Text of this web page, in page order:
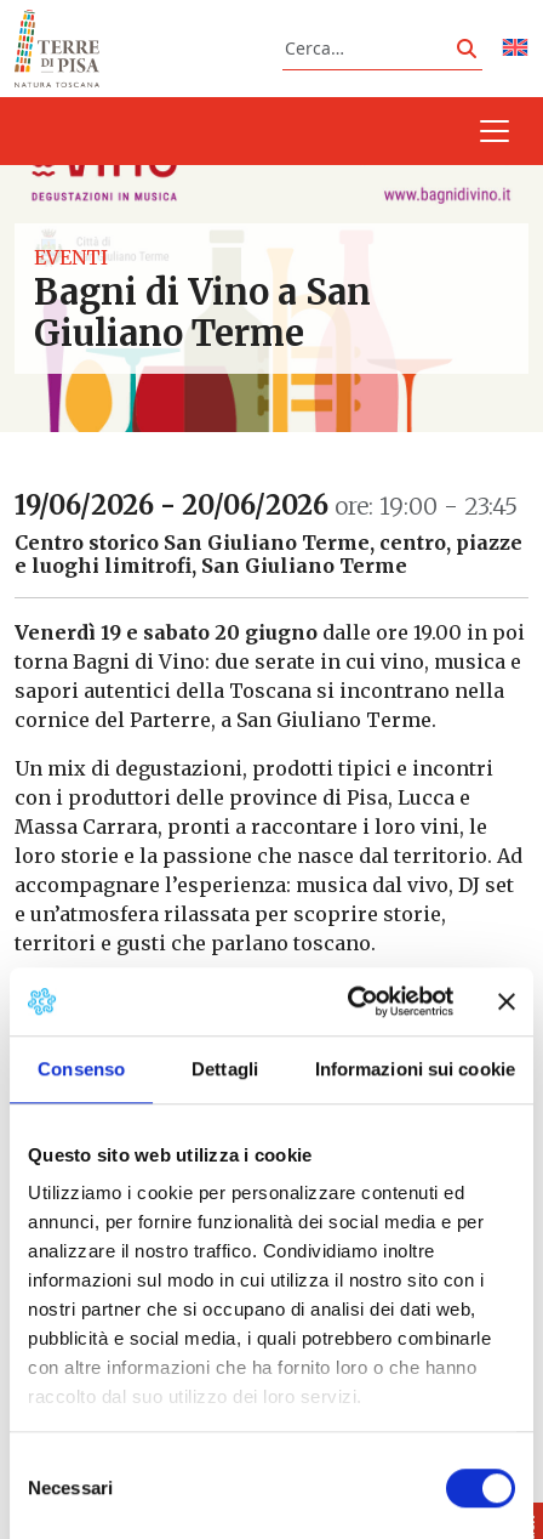
Consenso Dettagli Informazioni sui cookie
Questo sito web utilizza i cookie
Utilizziamo i cookie per personalizzare contenuti ed
annunci, per fornire funzionalità dei social media e per
analizzare il nostro traffico. Condividiamo inoltre
informazioni sul modo in cui utilizza il nostro sito con i
nostri partner che si occupano di analisi dei dati web,
pubblicità e social media, i quali potrebbero combinarle
con altre informazioni che ha fornito loro o che hanno
raccolto dal suo utilizzo dei loro servizi.
delNecessari
Vai al contenuto
Cerca
Cerca
EVENTI
Bagni di Vino a San
Giuliano Terme
19/06/2026 - 20/06/2026 ore: 19:00 - 23:45
Centro storico San Giuliano Terme, centro, piazze
e luoghi limitrofi, San Giuliano Terme
Venerdì 19 e sabato 20 giugno dalle ore 19.00 in poi
torna Bagni di Vino: due serate in cui vino, musica e
sapori autentici della Toscana si incontrano nella
cornice del Parterre, a San Giuliano Terme.
Un mix di degustazioni, prodotti tipici e incontri
con i produttori delle province di Pisa, Lucca e
Massa Carrara, pronti a raccontare i loro vini, le
loro storie e la passione che nasce dal territorio. Ad
accompagnare l’esperienza: musica dal vivo, DJ set
e un’atmosfera rilassata per scoprire storie,
territori e gusti che parlano toscano.
Vivi l’esperienza completa Bagni di Vino,
acquistando il Carnet Degustazione, che
1 pratico porta calice, 4 token degustazione presso i
produttori presenti
Info: 050.819111
Comune di San Giuliano Terme